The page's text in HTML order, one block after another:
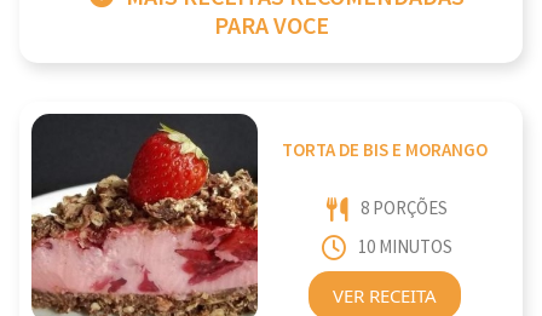
PARA VOCE
TORTA DE BIS E MORANGO
8 PORÇÕES
10 MINUTOS
VER RECEITA